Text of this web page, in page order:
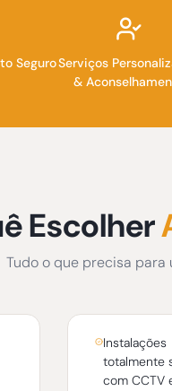
SeguroServiços
&
Escolher
Tudo o que precisa
Instalações
totalmente
com CCTV